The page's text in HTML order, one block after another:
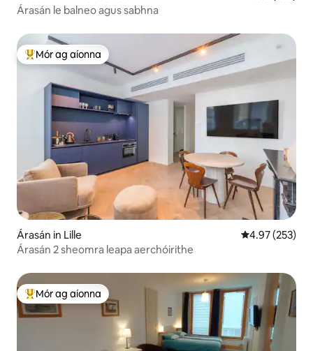
Árasán le balneo agus sabhna
An-mhór ag aíonna
Mór ag aíonna
Árasán in Lille Meánrátáil
4.97 (253)
Árasán 2 sheomra leapa aerchóirithe
An-mhór ag aíonna
Mór ag aíonna